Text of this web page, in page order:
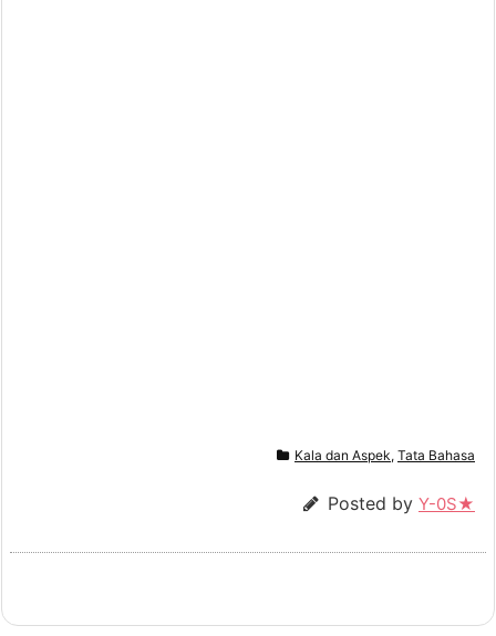
Kala dan Aspek, Tata Bahasa
Posted by Y-0S★